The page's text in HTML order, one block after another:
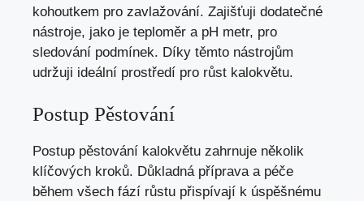
kohoutkem pro zavlažování. Zajišťuji dodatečné
nástroje, jako je teploměr a pH metr, pro
sledování podmínek. Díky těmto nástrojům
udržuji ideální prostředí pro růst kalokvětu.
Postup Pěstování
Postup pěstování kalokvětu zahrnuje několik
klíčových kroků. Důkladná příprava a péče
během všech fází růstu přispívají k úspěšnému